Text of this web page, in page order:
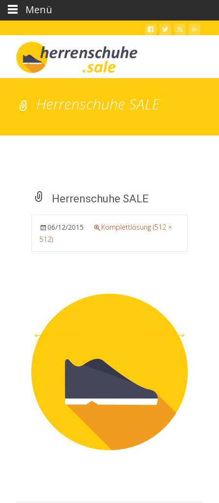
Herrenschuhe SALE
Herrenschuhe SALE
06/12/2015
Komplettlösung (512 ×
512)
← →
Menü